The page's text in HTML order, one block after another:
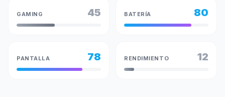
GAMING 45 BATERÍA 80
PANTALLA 78 RENDIMIENTO 12